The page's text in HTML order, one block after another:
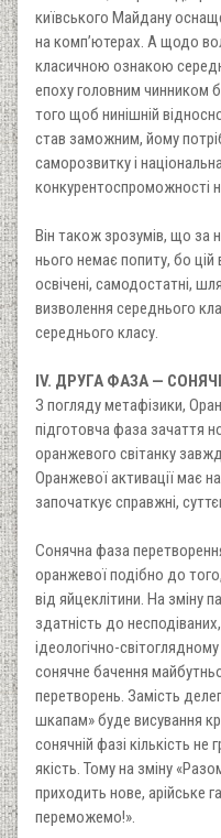
київського Майдану
на комп’ютерах. А щодо
класичною ознакою
епоху головним чинником
того щоб нинішній
став заможним, йому
саморозвитку і
конкурентоспроможності
Він також зрозумів, що за
нього немає попиту, бо цій
освічені, самодостатні,
визволення середнього
середнього класу.
IV. ДРУГА ФАЗА —
З погляду метафізики,
підготовча фаза зачаття
оранжевого світанку
Оранжевої активації має
започаткує справжні,
Сонячна фаза
оранжевої подібно до
від яйцеклітини. На зміну
здатність до
ідеологічно-
сонячне бачення
перетворень. Замість
шкапам» буде висування
сонячній фазі кількість
якість. Тому на зміну
приходить нове, арійське
переможемо!».